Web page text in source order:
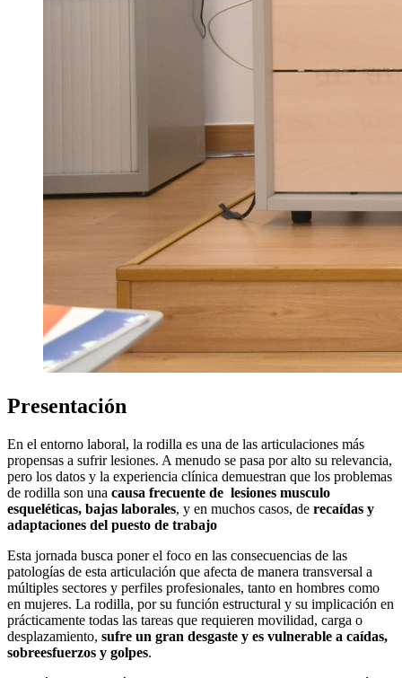
Presentación
En el entorno laboral, la rodilla es una de las articulaciones más
propensas a sufrir lesiones. A menudo se pasa por alto su relevancia,
pero los datos y la experiencia clínica demuestran que los problemas
de rodilla son una causa frecuente de lesiones musculo
esqueléticas, bajas laborales, y en muchos casos, de recaídas y
adaptaciones del puesto de trabajo
Esta jornada busca poner el foco en las consecuencias de las
patologías de esta articulación que afecta de manera transversal a
múltiples sectores y perfiles profesionales, tanto en hombres como
en mujeres. La rodilla, por su función estructural y su implicación en
prácticamente todas las tareas que requieren movilidad, carga o
desplazamiento, sufre un gran desgaste y es vulnerable a caídas,
sobreesfuerzos y golpes.